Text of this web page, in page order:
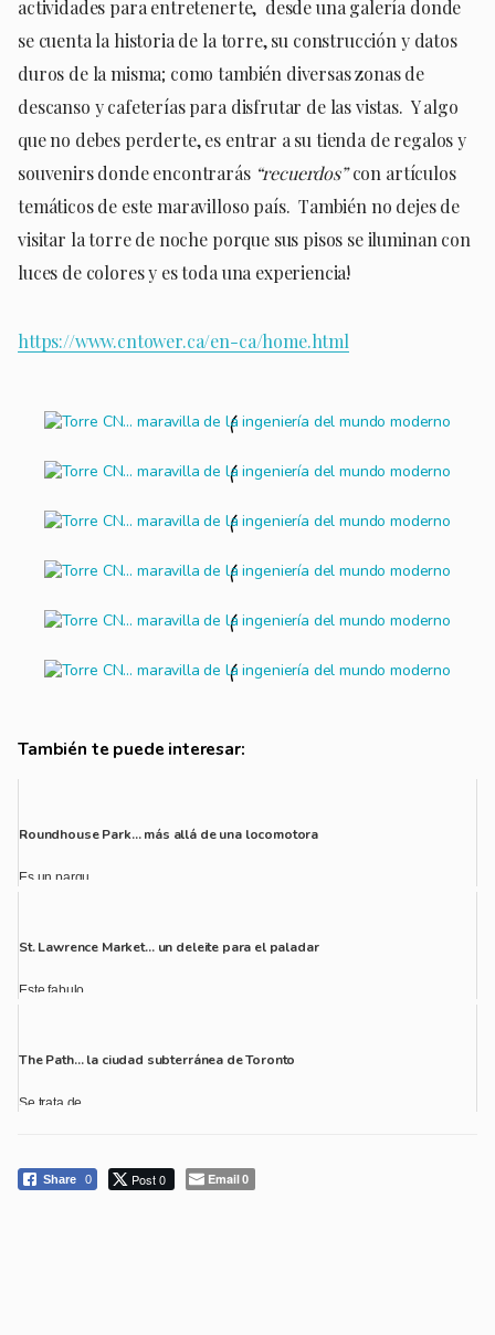
actividades para entretenerte, desde una galería donde
se cuenta la historia de la torre, su construcción y datos
duros de la misma; como también diversas zonas de
descanso y cafeterías para disfrutar de las vistas. Y algo
que no debes perderte, es entrar a su tienda de regalos y
souvenirs donde encontrarás “recuerdos”con artículos
temáticos de este maravilloso país. También no dejes de
visitar la torre de noche porque sus pisos se iluminan con
luces de colores y es toda una experiencia!
https://www.cntower.ca/en-ca/home.html
También te puede interesar:
Roundhouse Park… más allá de una locomotora
Es un parqu...
St. Lawrence Market… un deleite para el paladar
Este fabulo...
The Path… la ciudad subterránea de Toronto
Se trata de...
Share 0 Post 0 Email0